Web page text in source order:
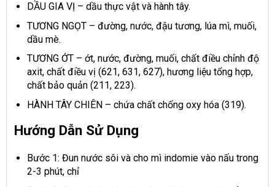
DẦU GIA VỊ – dầu thực vật và hành tây.
TƯƠNG NGỌT – đường, nước, đậu tương, lúa mì, muối,
dầu mè.
TƯƠNG ỚT – ớt, nước, đường, muối, chất điều chỉnh độ
axit, chất điều vị (621, 631, 627), hương liệu tổng hợp,
chất bảo quản (211, 223).
HÀNH TÂY CHIÊN – chứa chất chống oxy hóa (319).
Hướng Dẫn Sử Dụng
Bước 1: Đun nước sôi và cho mì indomie vào nấu trong
2-3 phút, chỉ